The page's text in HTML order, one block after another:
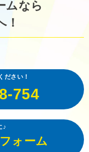
ムなら
！
ださい！
754
♪
ォーム